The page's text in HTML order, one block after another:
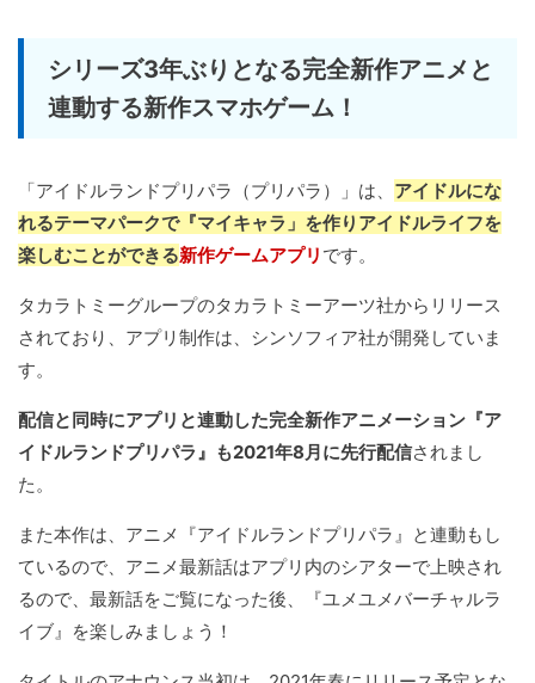
シリーズ3年ぶりとなる完全新作アニメと
連動する新作スマホゲーム！
「アイドルランドプリパラ（プリパラ）」は、 アイドルにな
れるテーマパークで『マイキャラ」を作りアイドルライフを
楽しむことができる新作ゲームアプリ です。
タカラトミーグループのタカラトミーアーツ社からリリース
されており、アプリ制作は、シンソフィア社が開発していま
す。
配信と同時にアプリと連動した完全新作アニメーション『ア
イドルランドプリパラ』も2021年8月に先行配信されまし
た。
また本作は、アニメ『アイドルランドプリパラ』と連動もし
ているので、アニメ最新話はアプリ内のシアターで上映され
るので、最新話をご覧になった後、『ユメユメバーチャルラ
イブ』を楽しみましょう！